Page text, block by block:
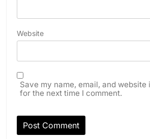
Website
Save my name, email, and
for the next time I comment.